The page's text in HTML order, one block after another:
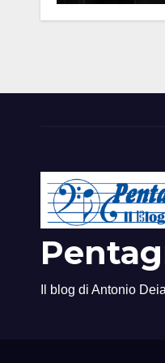
Il blog di Antonio